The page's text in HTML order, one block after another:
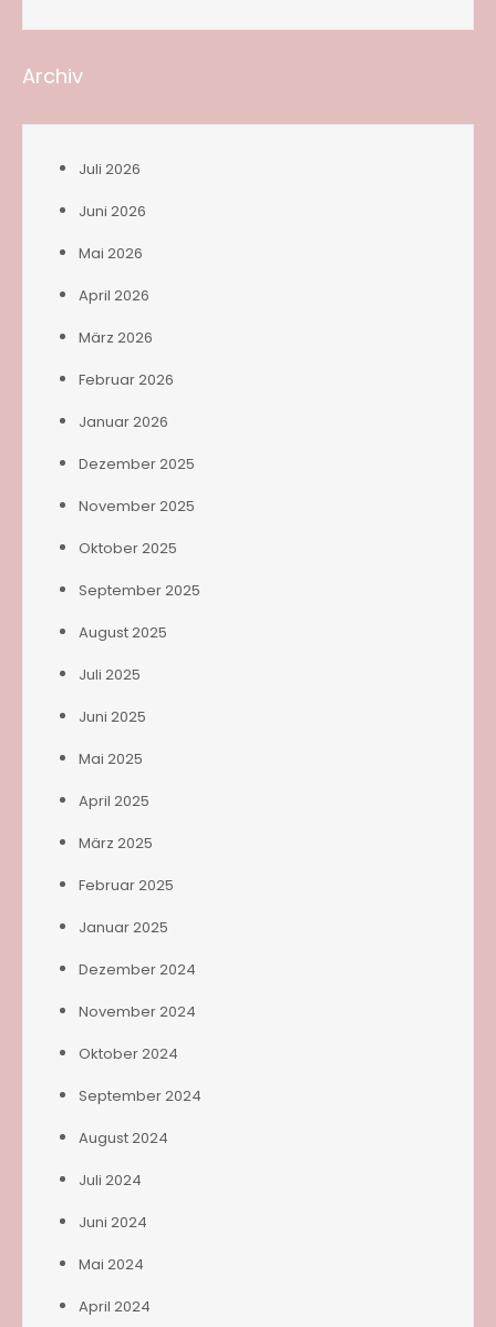
Archiv
Juli 2026
Juni 2026
Mai 2026
April 2026
März 2026
Februar 2026
Januar 2026
Dezember 2025
November 2025
Oktober 2025
September 2025
August 2025
Juli 2025
Juni 2025
Mai 2025
April 2025
März 2025
Februar 2025
Januar 2025
Dezember 2024
November 2024
Oktober 2024
September 2024
August 2024
Juli 2024
Juni 2024
Mai 2024
April 2024